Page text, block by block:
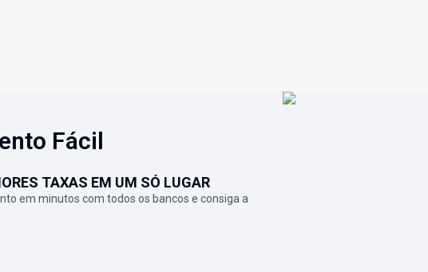
Fácil
TAXAS EM UM SÓ LUGAR
em minutos com todos os bancos e consiga a